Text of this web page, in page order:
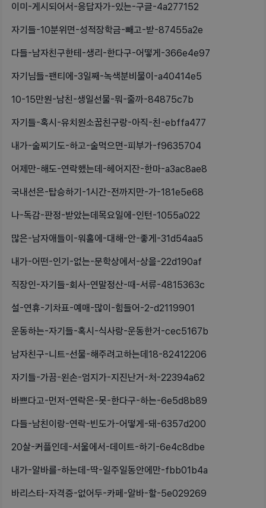
이미-게시되어서-응답자가-있는-구글-4a277152
자기들-10분위면-성적장학금-빼고-받-87455a2e
다들-남자친구한테-생리-한다구-어떻게-366e4e97
자기님들-팬티에-3일째-녹색분비물이-a40414e5
10-15만원-남친-생일선물-뭐-줄까-84875c7b
자기들-혹시-유치원소꿉친구랑-아직-친-ebffa477
내가-술찌기도-하고-술먹으면-피부가-f9635704
어제만-해도-연락했는데-헤어지잔-한마-a3ac8ae8
국내선은-탑승하기-1시간-전까지만-가-181e5e68
나-독감-판정-받았는데목요일에-인턴-1055a022
많은-남자애들이-워홀에-대해-안-좋게-31d54aa5
내가-어떤-인기-없는-문학상에서-상을-22d190af
직장인-자기들-회사-연말정산-때-서류-4815363c
설-연휴-기차표-예매-많이-힘들어-2-d2119901
운동하는-자기들-혹시-식사랑-운동한거-cec5167b
남자친구-니트-선물-해주려고하는데18-82412206
자기들-가끔-왼손-엄지가-지진난거-처-22394a62
바쁘다고-먼저-연락은-못-한다구-하는-6e5d8b89
다들-남친이랑-연락-빈도가-어떻게-돼-6357d200
20살-커플인데-서울에서-데이트-하기-6e4c8dbe
내가-알바를-하는데-딱-일주일동안에만-fbb01b4a
바리스타-자격증-없어두-카페-알바-할-5e029269